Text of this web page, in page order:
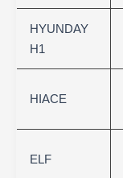
HYUNDAY
H1
HIACE
ELF